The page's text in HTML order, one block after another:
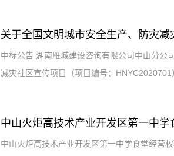
关于全国文明城市安全生产、防灾
中标公告 湖南雁城建设咨询有限公司中山分公
减灾社区宣传项目（项目编号：HNYC2020701
中山火炬高技术产业开发区第一中
中山火炬高技术产业开发区第一中学食堂经营